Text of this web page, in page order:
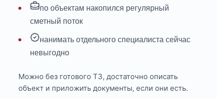
по объектам накопился регулярный
сметный поток
нанимать отдельного специалиста сейчас
невыгодно
Можно без готового ТЗ, достаточно описать
объект и приложить документы, если они есть.